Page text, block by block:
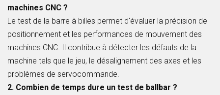
machines CNC ?
Le test de la barre à billes permet d'évaluer la précision de
positionnement et les performances de mouvement des
machines CNC. Il contribue à détecter les défauts de la
machine tels que le jeu, le désalignement des axes et les
problèmes de servocommande.
2. Combien de temps dure un test de ballbar ?